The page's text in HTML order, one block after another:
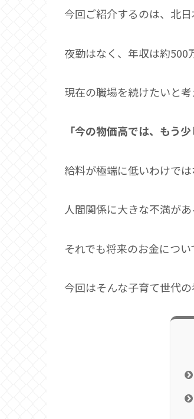
今回ご紹介するのは、北
夜勤はなく、年収は約500
現在の職場を続けたいと
「今の物価高では、もう
給料が極端に低いわけでは
人間関係に大きな不満があ
それでも将来のお金につい
今回はそんな子育て世代